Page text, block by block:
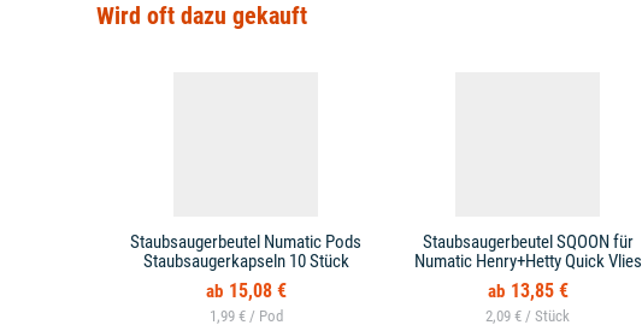
Wird oft dazu gekauft
Staubsaugerbeutel Numatic Pods
Staubsaugerkapseln 10 Stück
15,08 €
1,99 € /
Staubsaugerbeutel SQOON für
Numatic Henry+Hetty Quick Vlies
13,85 €
2,09 € /